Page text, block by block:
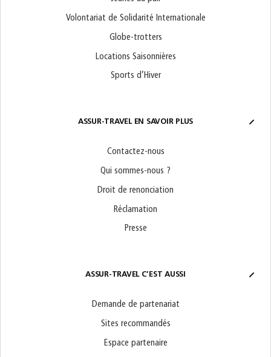
Volontariat de Solidarité Internationale
Globe-trotters
Locations Saisonnières
Sports d’Hiver
ASSUR-TRAVEL EN SAVOIR PLUS
Contactez-nous
Qui sommes-nous ?
Droit de renonciation
Réclamation
Presse
ASSUR-TRAVEL C’EST AUSSI
Demande de partenariat
Sites recommandés
Espace partenaire